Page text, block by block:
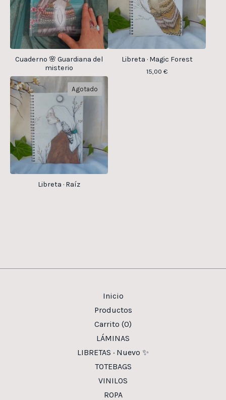
Cuaderno 🌸 Guardiana del
misterio
Libreta · Magic Forest
15,00 €
Agotado
Libreta · Raíz
Inicio
Productos
Carrito (0)
LÁMINAS
LIBRETAS · Nuevo ✨
TOTEBAGS
VINILOS
ROPA